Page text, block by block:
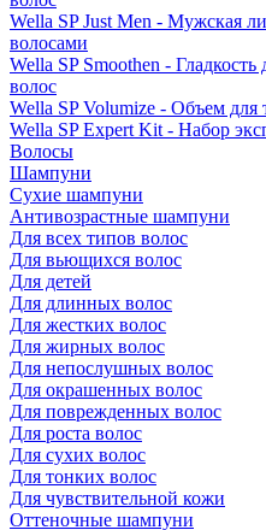
Wella SP Just Men - Мужская
волосами
Wella SP Smoothen -
волос
Wella SP Volumize - Объем для
Wella SP Expert Kit - Набор
Волосы
Шампуни
Сухие шампуни
Антивозрастные шампуни
Для всех типов волос
Для вьющихся волос
Для детей
Для длинных волос
Для жестких волос
Для жирных волос
Для непослушных волос
Для окрашенных волос
Для поврежденных волос
Для роста волос
Для сухих волос
Для тонких волос
Для чувствительной кожи
Оттеночные шампуни